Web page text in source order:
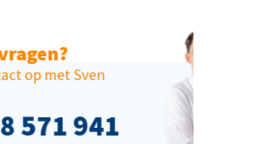
u vragen?
contact op met Mikey
0478 571 941